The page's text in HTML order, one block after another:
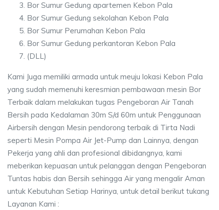
Bor Sumur Gedung apartemen Kebon Pala
Bor Sumur Gedung sekolahan Kebon Pala
Bor Sumur Perumahan Kebon Pala
Bor Sumur Gedung perkantoran Kebon Pala
(DLL)
Kami Juga memiliki armada untuk meuju lokasi Kebon Pala
yang sudah memenuhi keresmian pembawaan mesin Bor
Terbaik dalam melakukan tugas Pengeboran Air Tanah
Bersih pada Kedalaman 30m S/d 60m untuk Penggunaan
Airbersih dengan Mesin pendorong terbaik di Tirta Nadi
seperti Mesin Pompa Air Jet-Pump dan Lainnya, dengan
Pekerja yang ahli dan profesional dibidangnya, kami
meberikan kepuasan untuk pelanggan dengan Pengeboran
Tuntas habis dan Bersih sehingga Air yang mengalir Aman
untuk Kebutuhan Setiap Harinya, untuk detail berikut tukang
Layanan Kami :